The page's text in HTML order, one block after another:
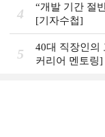
4
“개발 기간 절
[기자수첩]
5
40대 직장인의
커리어 멘토링]